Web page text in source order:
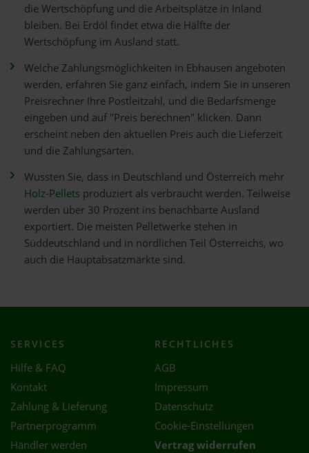
die Wertschöpfung und die Arbeitsplätze in Inland
bleiben. Bei Erdöl findet etwa die Hälfte der
Wertschöpfung im Ausland statt.
Welche Zahlungsmöglichkeiten in Ebhausen angeboten
werden, erfahren Sie ganz einfach, indem Sie in unseren
Preisrechner Ihre Postleitzahl, und die Bedarfsmenge
eingeben und auf "Preis berechnen" klicken. Dann
erscheint neben den aktuellen Preis auch die Lieferzeit
und die Zahlungsarten.
Wussten Sie, dass in Deutschland und Österreich mehr
Holz-Pellets produziert als verbraucht werden. Teilweise
werden über 30 Prozent ins benachbarte Ausland
exportiert. Die meisten Pelletwerke stehen in
Süddeutschland und in nördlichen Teil Österreichs, wo
auch die Hauptabsatzmärkte sind.
SERVICES
Hilfe & FAQ
Kontakt
Zahlung & Lieferung
Partnerprogramm
Händler werden
RECHTLICHES
AGB
Impressum
Datenschutz
Cookie-Einstellungen
Vertrag widerrufen